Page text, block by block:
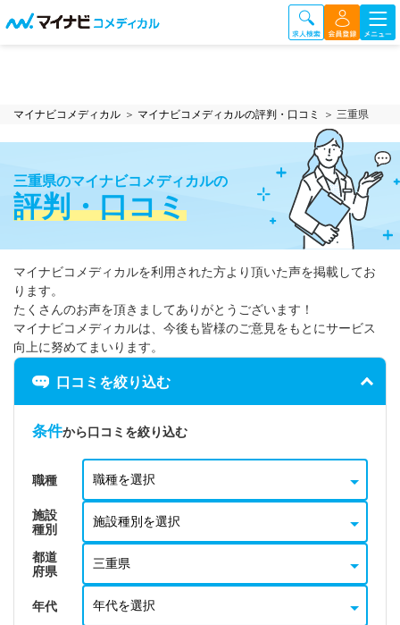
マイナビコメディカル マイナビコメディカルの評判・口コミ 三重県
三重県のマイナビコメディカルの
評判・口コミ
マイナビコメディカルを利用された方より頂いた声を掲載してお
ります。
たくさんのお声を頂きましてありがとうございます！
マイナビコメディカルは、今後も皆様のご意見をもとにサービス
向上に努めてまいります。
口コミを絞り込む
条件から口コミを絞り込む
職種
施設
種別
都道
府県
年代